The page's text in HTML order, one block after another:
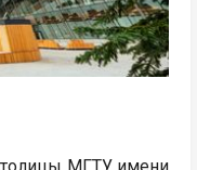
МГТУ имени